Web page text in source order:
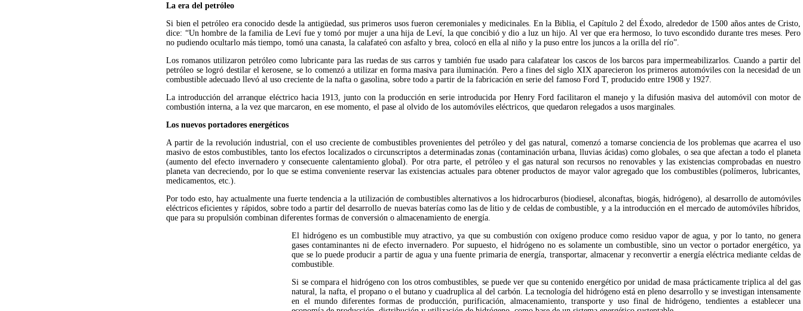
La era del petróleo
Si bien el petróleo era conocido desde la antigüedad, sus primeros usos fueron ceremoniales y medicinales. En la Biblia, el Capítulo 2 del Éxodo, alrededor de 1500 años antes de Cristo,
dice: “Un hombre de la familia de Leví fue y tomó por mujer a una hija de Leví, la que concibió y dio a luz un hijo. Al ver que era hermoso, lo tuvo escondido durante tres meses. Pero
no pudiendo ocultarlo más tiempo, tomó una canasta, la calafateó con asfalto y brea, colocó en ella al niño y la puso entre los juncos a la orilla del río”.
Los romanos utilizaron petróleo como lubricante para las ruedas de sus carros y también fue usado para calafatear los cascos de los barcos para impermeabilizarlos. Cuando a partir del
petróleo se logró destilar el kerosene, se lo comenzó a utilizar en forma masiva para iluminación. Pero a fines del siglo XIX aparecieron los primeros automóviles con la necesidad de un
combustible adecuado llevó al uso creciente de la nafta o gasolina, sobre todo a partir de la fabricación en serie del famoso Ford T, producido entre 1908 y 1927.
La introducción del arranque eléctrico hacia 1913, junto con la producción en serie introducida por Henry Ford facilitaron el manejo y la difusión masiva del automóvil con motor de
combustión interna, a la vez que marcaron, en ese momento, el pase al olvido de los automóviles eléctricos, que quedaron relegados a usos marginales.
Los nuevos portadores energéticos
A partir de la revolución industrial, con el uso creciente de combustibles provenientes del petróleo y del gas natural, comenzó a tomarse conciencia de los problemas que acarrea el uso
masivo de estos combustibles, tanto los efectos localizados o circunscriptos a determinadas zonas (contaminación urbana, lluvias ácidas) como globales, o sea que afectan a todo el planeta
(aumento del efecto invernadero y consecuente calentamiento global). Por otra parte, el petróleo y el gas natural son recursos no renovables y las existencias comprobadas en nuestro
planeta van decreciendo, por lo que se estima conveniente reservar las existencias actuales para obtener productos de mayor valor agregado que los combustibles (polímeros, lubricantes,
medicamentos, etc.).
Por todo esto, hay actualmente una fuerte tendencia a la utilización de combustibles alternativos a los hidrocarburos (biodiesel, alconaftas, biogás, hidrógeno), al desarrollo de automóviles
eléctricos eficientes y rápidos, sobre todo a partir del desarrollo de nuevas baterías como las de litio y de celdas de combustible, y a la introducción en el mercado de automóviles híbridos,
que para su propulsión combinan diferentes formas de conversión o almacenamiento de energía.
El hidrógeno es un combustible muy atractivo, ya que su combustión con oxígeno produce como residuo vapor de agua, y por lo tanto, no genera
gases contaminantes ni de efecto invernadero. Por supuesto, el hidrógeno no es solamente un combustible, sino un vector o portador energético, ya
que se lo puede producir a partir de agua y una fuente primaria de energía, transportar, almacenar y reconvertir a energía eléctrica mediante celdas de
combustible.
Si se compara el hidrógeno con los otros combustibles, se puede ver que su contenido energético por unidad de masa prácticamente triplica al del gas
natural, la nafta, el propano o el butano y cuadruplica al del carbón. La tecnología del hidrógeno está en pleno desarrollo y se investigan intensamente
en el mundo diferentes formas de producción, purificación, almacenamiento, transporte y uso final de hidrógeno, tendientes a establecer una